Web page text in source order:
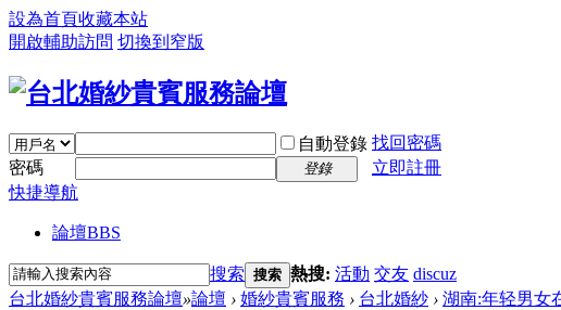
設為首頁收藏本站
開啟輔助訪問 切換到窄版
自動登錄 找回密碼
密碼
登錄
立即註冊
快捷導航
論壇BBS
搜索 搜索 熱搜: 活動 交友 discuz
台北婚紗貴賓服務論壇»論壇 › 婚紗貴賓服務 › 台北婚紗 › 湖南:年轻男女